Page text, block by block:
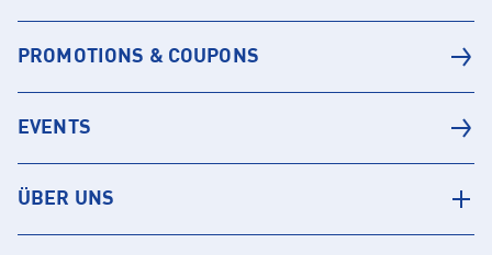
PROMOTIONS & COUPONS
EVENTS
ÜBER UNS